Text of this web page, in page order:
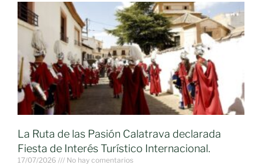
La Ruta de las Pasión Calatrava declarada
Fiesta de Interés Turístico Internacional.
17/07/2026 No hay comentarios